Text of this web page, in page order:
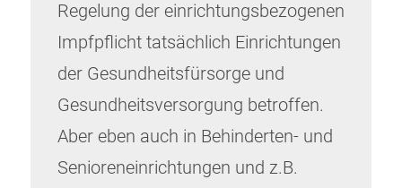
Regelung der einrichtungsbezogenen
Impfpflicht tatsächlich Einrichtungen
der Gesundheitsfürsorge und
Gesundheitsversorgung betroffen.
Aber eben auch in Behinderten- und
Senioreneinrichtungen und z.B.